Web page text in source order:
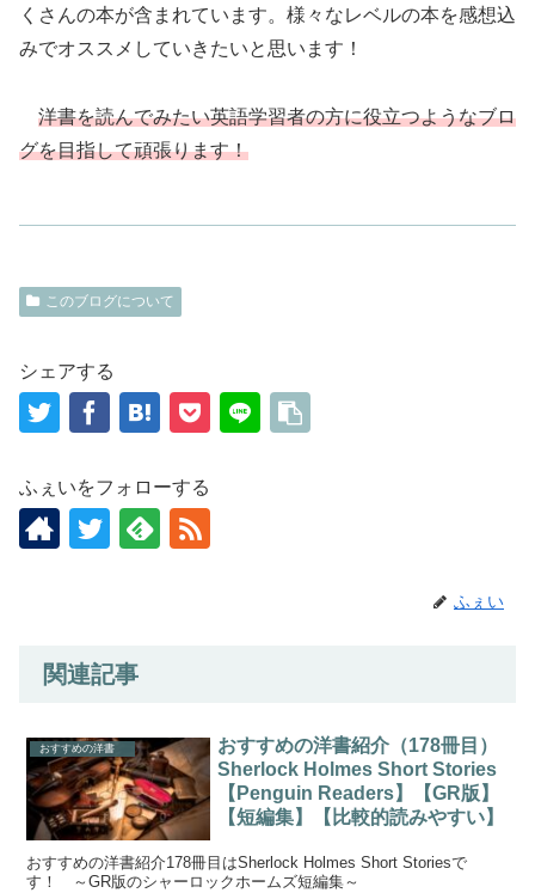
くさんの本が含まれています。様々なレベルの本を感想込
みでオススメしていきたいと思います！
洋書を読んでみたい英語学習者の方に役立つようなブロ
グを目指して頑張ります！
このブログについて
シェアする
ふぇいをフォローする
ふぇい
関連記事
おすすめの洋書
おすすめの洋書紹介（178冊目）
Sherlock Holmes Short Stories
【Penguin Readers】【GR版】
【短編集】【比較的読みやすい】
おすすめの洋書紹介178冊目はSherlock Holmes Short Storiesで
す！ ～GR版のシャーロックホームズ短編集～